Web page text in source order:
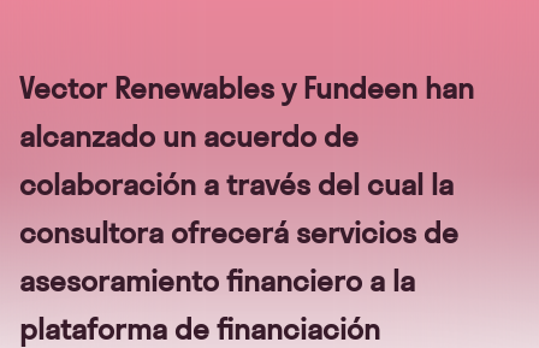
Vector Renewables y Fundeen han
alcanzado un acuerdo de
colaboración a través del cual la
consultora ofrecerá servicios de
asesoramiento financiero a la
plataforma de financiación